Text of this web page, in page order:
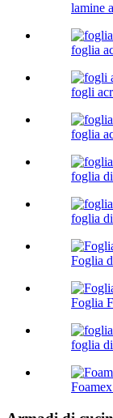
lamine
foglia
fogli
foglia
foglia
foglia
Foglia
Foglia
foglia